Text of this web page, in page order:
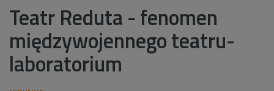
Teatr Reduta - fenomen
międzywojennego teatru-
laboratorium